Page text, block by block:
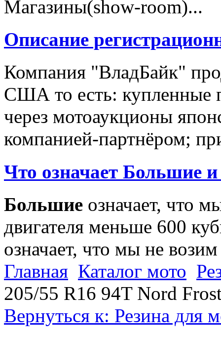
Магазины(show-room)...
Описание
Компания "ВладБайк"
США то есть: купленные
через мотоаукционы
компанией-партнёром;
Что означает Большие
Большие означает, что
двигателя меньше 600
означает, что мы не
Главная Каталог мото
205/55 R16 94T Nord
Вернуться к: Резина для